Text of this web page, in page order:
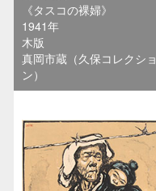
《タスコの裸婦》
1941年
木版
真岡市蔵（久保コレクショ
ン）